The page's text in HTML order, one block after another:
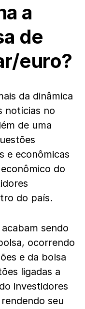
a
de
euro?
da dinâmica
notícias no
de uma
e econômicas
do
do país.
sendo
ocorrendo
e da bolsa
ligadas a
investidores
seu